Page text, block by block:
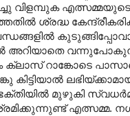
വിളമ്പുക
ശ്രദ്ധ
ക്ലാസ് റാങ്കോടെ
കിട്ടിയാൽ
മുഴുകി
എത്സമ്മ.